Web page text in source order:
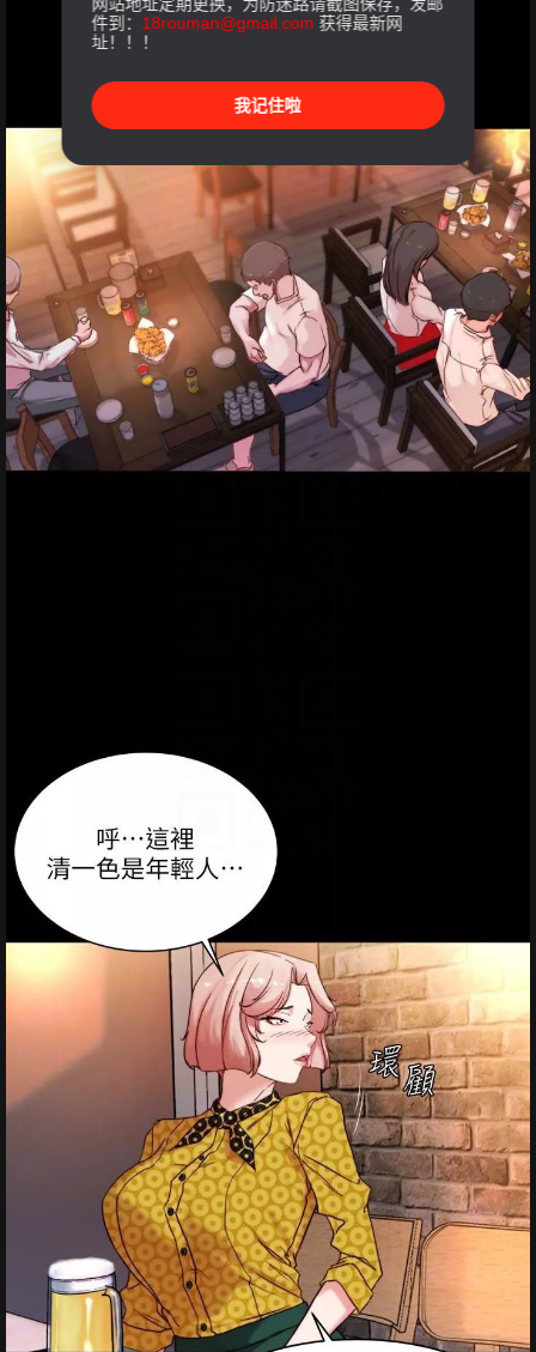
件到： 18rouman@gmail.com 获得最新网
址！！！
我记住啦